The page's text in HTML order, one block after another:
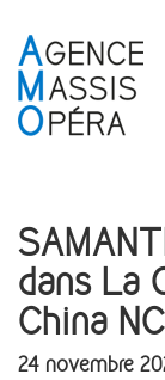
dans La
China
24 novembre